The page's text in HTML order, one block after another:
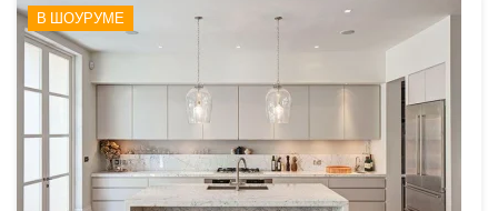
В ШОУРУМЕ